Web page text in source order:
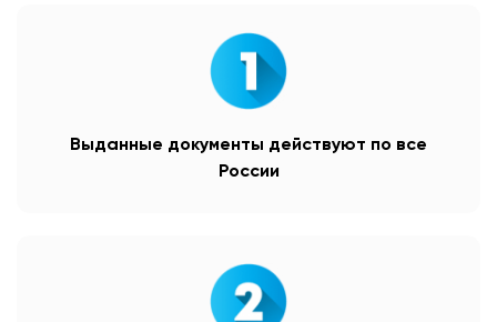
Выданные документы действуют по все
России